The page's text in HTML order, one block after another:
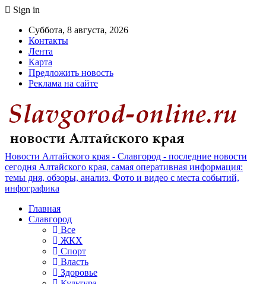
Sign in
Суббота, 8 августа, 2026
Контакты
Лента
Карта
Предложить новость
Реклама на сайте
Новости Алтайского края - Славгород - последние новости
сегодня Алтайского края, самая оперативная информация:
темы дня, обзоры, анализ. Фото и видео с места событий,
инфографика
Главная
Славгород
Все
ЖКХ
Спорт
Власть
Здоровье